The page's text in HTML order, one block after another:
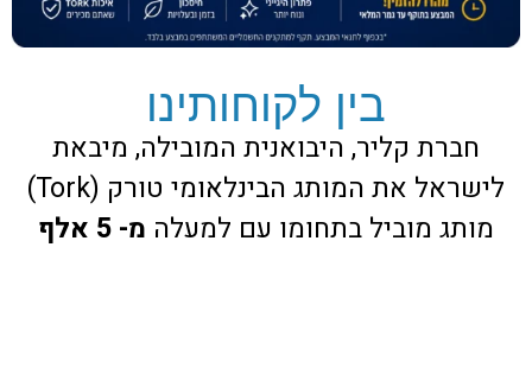
בין לקוחותינו
חברת קליר, היבואנית המובילה, מיבאת
לישראל את המותג הבינלאומי טורק (Tork)
מותג מוביל בתחומו עם למעלה
מ- 5 אלף